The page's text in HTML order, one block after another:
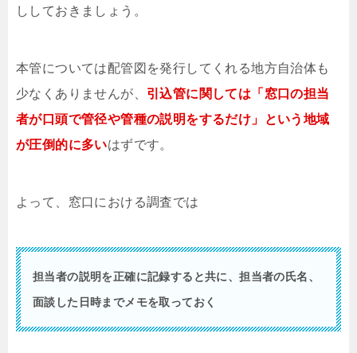
ししておきましょう。
本管については配管図を発行してくれる地方自治体も
少なくありませんが、 引込管に関しては「窓口の担当
者が口頭で管径や管種の説明をするだけ」という地域
が圧倒的に多いはずです。
よって、窓口における調査では
担当者の説明を正確に記録すると共に、担当者の氏名、
面談した日時までメモを取っておく